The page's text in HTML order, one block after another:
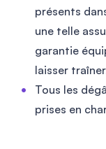
présents
une telle
garantie
laisser
Tous les
prises en